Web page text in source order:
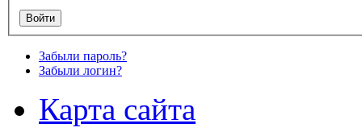
Забыли пароль?
Забыли логин?
Карта сайта